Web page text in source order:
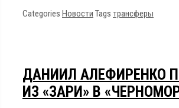
Categories Новости Tags трансферы
ДАНИИЛ АЛЕФИРЕНКО
ИЗ «ЗАРИ» В